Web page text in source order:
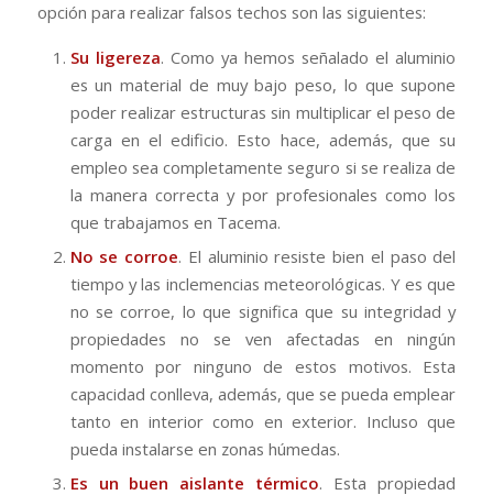
opción para realizar falsos techos son las siguientes:
Su ligereza. Como ya hemos señalado el aluminio
es un material de muy bajo peso, lo que supone
poder realizar estructuras sin multiplicar el peso de
carga en el edificio. Esto hace, además, que su
empleo sea completamente seguro si se realiza de
la manera correcta y por profesionales como los
que trabajamos en Tacema.
No se corroe. El aluminio resiste bien el paso del
tiempo y las inclemencias meteorológicas. Y es que
no se corroe, lo que significa que su integridad y
propiedades no se ven afectadas en ningún
momento por ninguno de estos motivos. Esta
capacidad conlleva, además, que se pueda emplear
tanto en interior como en exterior. Incluso que
pueda instalarse en zonas húmedas.
Es un buen aislante térmico. Esta propiedad